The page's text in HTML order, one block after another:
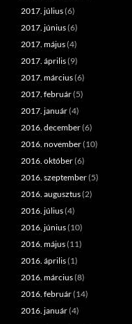
2017. július(6)
2017. június(6)
2017. május(4)
2017. április(9)
2017. március(6)
2017. február(5)
2017. január(4)
2016. december(6)
2016. november(10)
2016. október(6)
2016. szeptember(5)
2016. augusztus(2)
2016. július(4)
2016. június(10)
2016. május(11)
2016. április(1)
2016. március(8)
2016. február(14)
2016. január(4)